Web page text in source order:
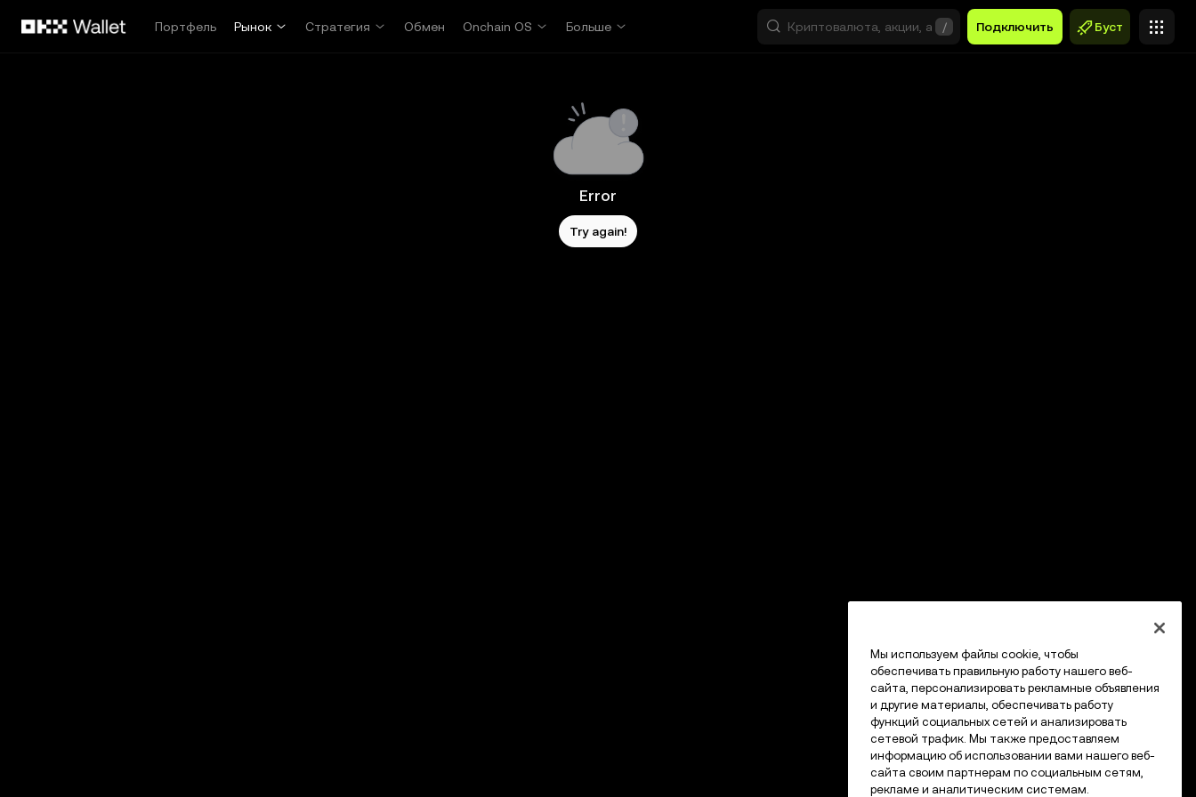
Портфель
Рынок Стратегия Обмен Onchain OS Больше / Подключить Буст
Error
Try again!
Мы используем файлы cookie, чтобы
обеспечивать правильную работу нашего веб-
сайта, персонализировать рекламные объявления
и другие материалы, обеспечивать работу
функций социальных сетей и анализировать
сетевой трафик. Мы также предоставляем
информацию об использовании вами нашего веб-
сайта своим партнерам по социальным сетям,
рекламе и аналитическим системам.